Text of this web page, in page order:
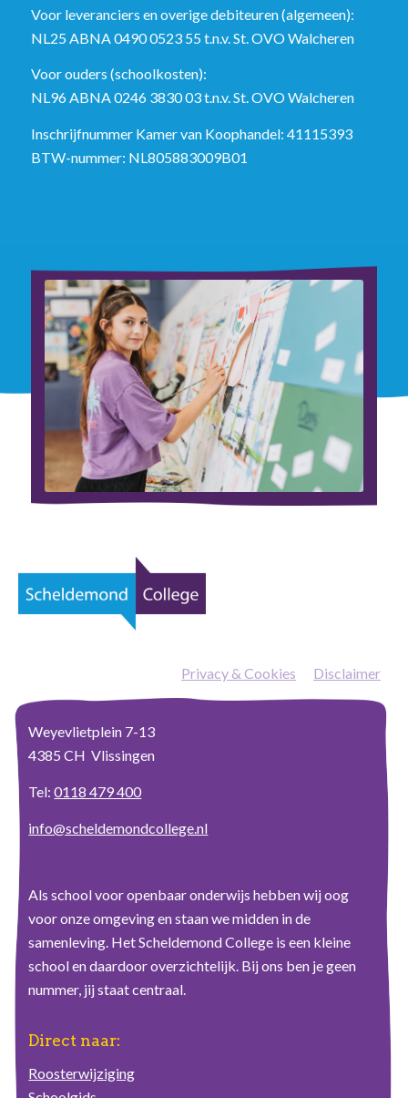
Voor leveranciers en overige debiteuren (algemeen):
NL25 ABNA 0490 0523 55 t.n.v. St. OVO Walcheren
Voor ouders (schoolkosten):
NL96 ABNA 0246 3830 03 t.n.v. St. OVO Walcheren
Inschrijfnummer Kamer van Koophandel: 41115393
BTW-nummer: NL805883009B01
Privacy & Cookies Disclaimer
Weyevlietplein 7-13
4385 CH Vlissingen
Tel:0118 479 400
info@scheldemondcollege.nl
Als school voor openbaar onderwijs hebben wij oog
voor onze omgeving en staan we midden in de
samenleving. Het Scheldemond College is een kleine
school en daardoor overzichtelijk. Bij ons ben je geen
nummer, jij staat centraal.
Direct naar:
Roosterwijziging